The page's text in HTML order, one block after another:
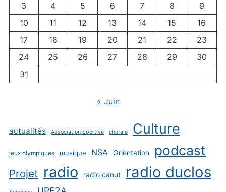
3
4 5 6 7 8
9
10
11 12 13 14 15
16
17
18 19 20 21 22
23
24
25 26 27 28 29
30
31
« Juin
actualités Association Sportive chorale Culture
jeux olympiques musique NSA Orientation podcast
Projet radio radio canut radio duclos